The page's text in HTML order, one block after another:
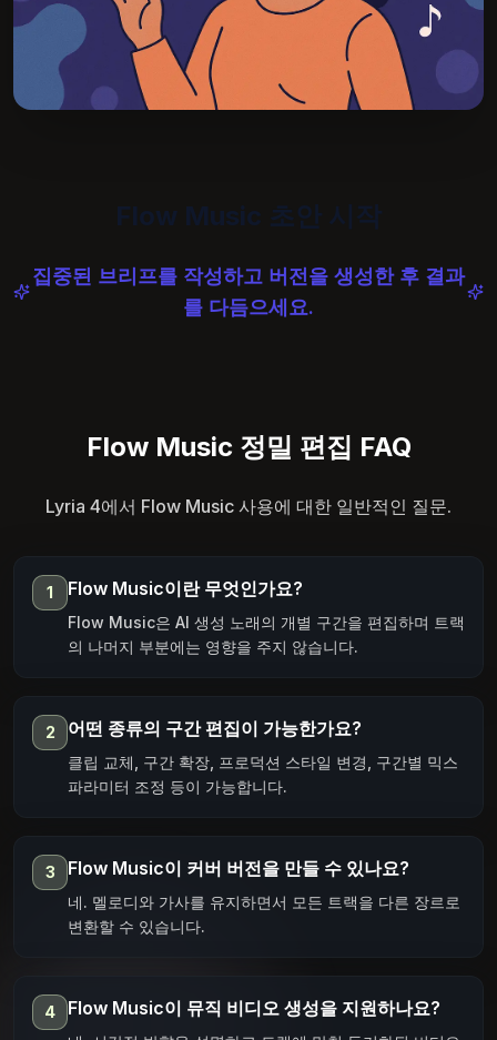
Flow Music 초안 시작
집중된 브리프를 작성하고 버전을 생성한 후 결과
를 다듬으세요.
Flow Music 정밀 편집 FAQ
Lyria 4에서 Flow Music 사용에 대한 일반적인 질문.
1 Flow Music이란 무엇인가요?
Flow Music은 AI 생성 노래의 개별 구간을 편집하며 트랙
의 나머지 부분에는 영향을 주지 않습니다.
2 어떤 종류의 구간 편집이 가능한가요?
클립 교체, 구간 확장, 프로덕션 스타일 변경, 구간별 믹스
파라미터 조정 등이 가능합니다.
3 Flow Music이 커버 버전을 만들 수 있나요?
네. 멜로디와 가사를 유지하면서 모든 트랙을 다른 장르로
변환할 수 있습니다.
4 Flow Music이 뮤직 비디오 생성을 지원하나요?